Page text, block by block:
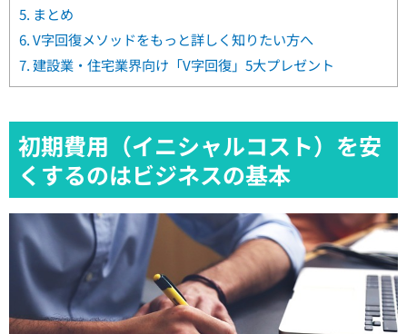
5. まとめ
6.V字回復メソッドをもっと詳しく知りたい方へ
7.建設業・住宅業界向け「V字回復」5大プレゼント
初期費用（イニシャルコスト）を安
くするのはビジネスの基本